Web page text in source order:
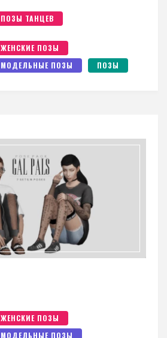
ПОЗЫ ТАНЦЕВ
ЖЕНСКИЕ ПОЗЫ
МОДЕЛЬНЫЕ ПОЗЫ
ПОЗЫ
ЖЕНСКИЕ ПОЗЫ
МОДЕЛЬНЫЕ ПОЗЫ